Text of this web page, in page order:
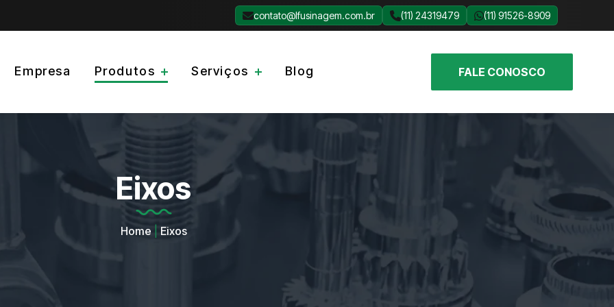
contato@lfusinagem.com.br (11) 24319479 (11) 91526-8909
Empresa Produtos Serviços Blog FALE CONOSCO
Eixos
Home Eixos